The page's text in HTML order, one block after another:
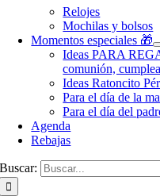
Relojes
Mochilas y bolsos
Momentos especiales 🎁
Ideas PARA
comunión,
Ideas Ratoncito
Para el día de la
Para el día del
Agenda
Rebajas
Buscar: